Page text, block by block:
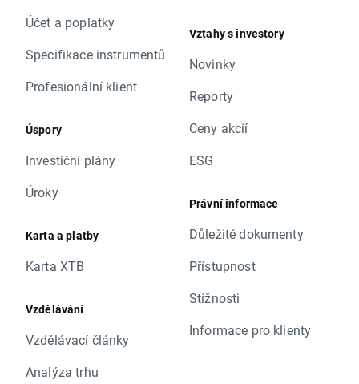
Účet a poplatky
Specifikace instrumentů
Profesionální klient
Úspory
Investiční plány
Úroky
Karta a platby
Karta XTB
Vzdělávání
Vzdělávací články
Analýza trhu
Vztahy s investory
Novinky
Reporty
Ceny akcií
ESG
Právní informace
Důležité dokumenty
Přístupnost
Stížnosti
Informace pro klienty